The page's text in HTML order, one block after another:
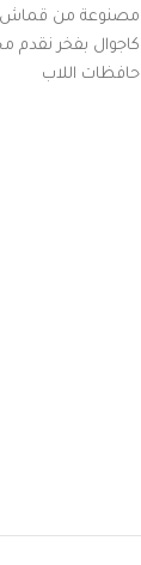
مصنوعة من
كاجوال بفخر نقدم
حافظات اللاب